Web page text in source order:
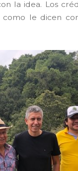
la idea. Los
como le dicen